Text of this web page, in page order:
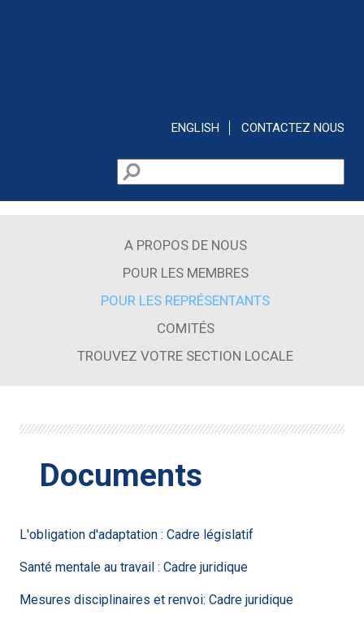
ENGLISH CONTACTEZ NOUS
Formulaire de recherche
Rechercher
A PROPOS DE NOUS
POUR LES MEMBRES
POUR LES REPRÉSENTANTS
COMITÉS
TROUVEZ VOTRE SECTION LOCALE
Documents
L'obligation d'adaptation : Cadre législatif
Santé mentale au travail : Cadre juridique
Mesures disciplinaires et renvoi: Cadre juridique